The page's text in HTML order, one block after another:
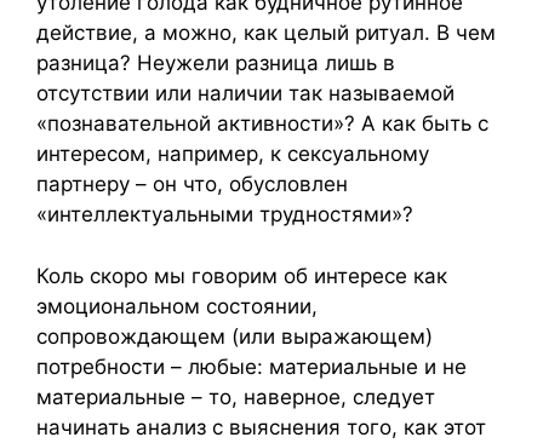
действие, а можно, как целый ритуал. В чем
разница? Неужели разница лишь в
отсутствии или наличии так называемой
«познавательной активности»? А как быть с
интересом, например, к сексуальному
партнеру – он что, обусловлен
«интеллектуальными трудностями»?
Коль скоро мы говорим об интересе как
эмоциональном состоянии,
сопровождающем (или выражающем)
потребности – любые: материальные и не
материальные – то, наверное, следует
начинать анализ с выяснения того, как этот